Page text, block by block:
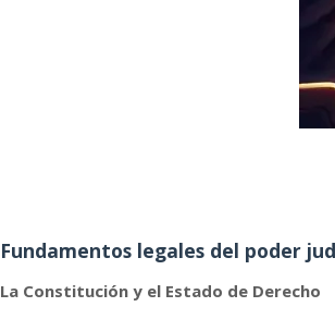
Fundamentos legales del poder
La Constitución y el Estado de Derecho